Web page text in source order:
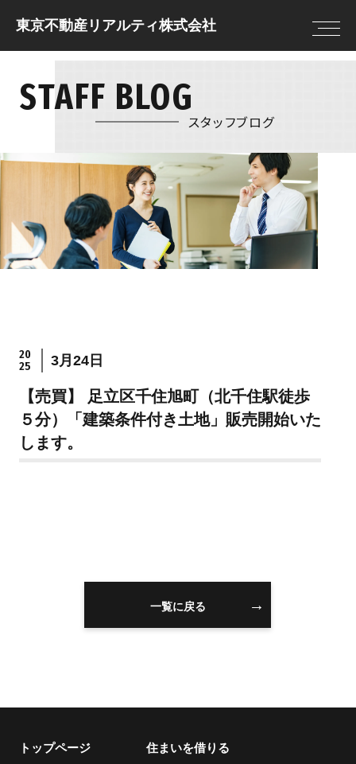
東京不動産リアルティ株式会社
トップページ
現地販売会
NEWS
住まいを借りる
借りる前に決めてお
借りる流れ
住まいを借りるの
住まいを売る
リフォーム
リフォームのFAQ
スタッフ情報
スタッフ紹介
スタッフブログ
当社について お問い合わせ
住まいを借りる
住まいを売る
リフォーム
STAFF BLOG
スタッフブログ
20
25
3月24日
【売買】 足立区千住旭町（北千住駅徒歩
５分）「建築条件付き土地」販売開始いた
します。
一覧に戻る
トップページ 住まいを借りる